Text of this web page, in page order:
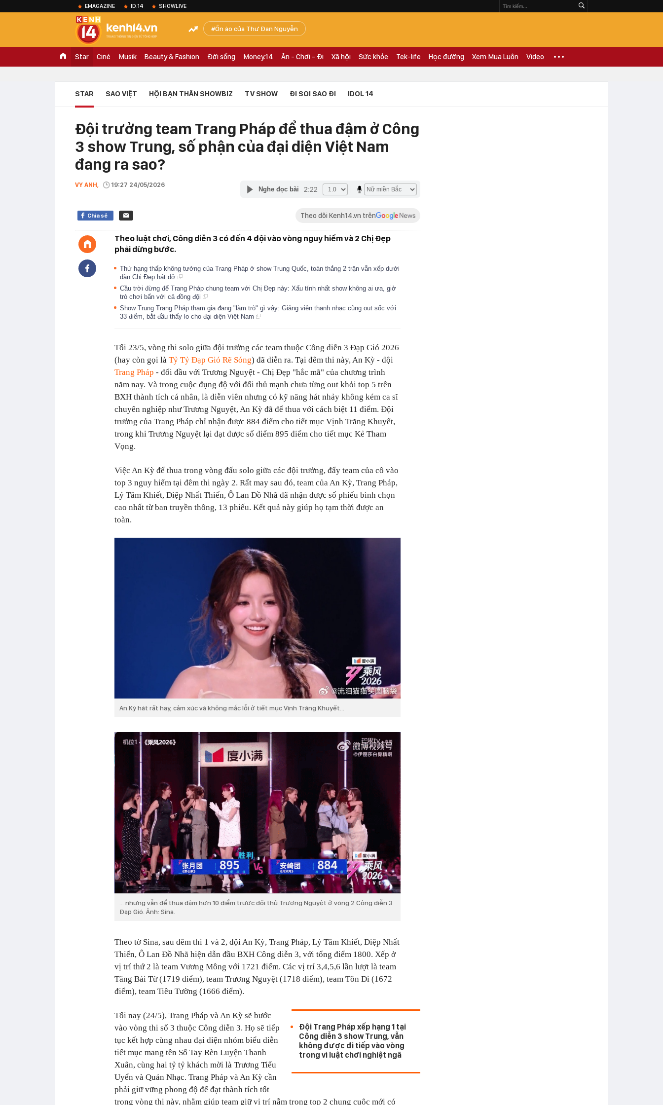
EMAGAZINE ID.14 SHOWLIVE
Ồn ào của Thư Đan Nguyễn
Star Ciné Musik Beauty & Fashion Đời sống Money.14 Ăn - Chơi - Đi Xã hội Sức khỏe Tek-life Học đường Xem Mua Luôn Video
STAR SAO VIỆT HỘI BẠN THÂN SHOWBIZ TV SHOW ĐI SOI SAO ĐI IDOL 14
Đội trưởng team Trang Pháp để thua đậm ở Công
3 show Trung, số phận của đại diện Việt Nam
đang ra sao?
VY ANH, 19:27 24/05/2026
Nghe đọc bài 2:22
Chia sẻ Theo dõi Kenh14.vn trên
Theo luật chơi, Công diễn 3 có đến 4 đội vào vòng nguy hiểm và 2 Chị Đẹp
phải dừng bước.
Thứ hạng thấp không tưởng của Trang Pháp ở show Trung Quốc, toàn thắng 2 trận vẫn xếp dưới
dàn Chị Đẹp hát dở
Cầu trời đừng để Trang Pháp chung team với Chị Đẹp này: Xấu tính nhất show không ai ưa, giở
trò chơi bẩn với cả đồng đội
Show Trung Trang Pháp tham gia đang "làm trò" gì vậy: Giảng viên thanh nhạc cũng out sốc với
33 điểm, bắt đầu thấy lo cho đại diện Việt Nam
Tối 23/5, vòng thi solo giữa đội trưởng các team thuộc Công diễn 3 Đạp Gió 2026
(hay còn gọi là Tỷ Tỷ Đạp Gió Rẽ Sóng) đã diễn ra. Tại đêm thi này, An Kỳ - đội
Trang Pháp - đối đầu với Trương Nguyệt - Chị Đẹp "hắc mã" của chương trình
năm nay. Và trong cuộc đụng độ với đối thủ mạnh chưa từng out khỏi top 5 trên
BXH thành tích cá nhân, là diễn viên nhưng có kỹ năng hát nhảy không kém ca sĩ
chuyên nghiệp như Trương Nguyệt, An Kỳ đã để thua với cách biệt 11 điểm. Đội
trưởng của Trang Pháp chỉ nhận được 884 điểm cho tiết mục Vịnh Trăng Khuyết,
trong khi Trương Nguyệt lại đạt được số điểm 895 điểm cho tiết mục Kẻ Tham
Vọng.
Việc An Kỳ để thua trong vòng đấu solo giữa các đội trưởng, đẩy team của cô vào
top 3 nguy hiểm tại đêm thi ngày 2. Rất may sau đó, team của An Kỳ, Trang Pháp,
Lý Tâm Khiết, Diệp Nhất Thiến, Ô Lan Đồ Nhã đã nhận được số phiếu bình chọn
cao nhất từ ban truyền thông, 13 phiếu. Kết quả này giúp họ tạm thời được an
toàn.
An Kỳ hát rất hay, cảm xúc và không mắc lỗi ở tiết mục Vịnh Trăng Khuyết...
... nhưng vẫn để thua đậm hơn 10 điểm trước đối thủ Trương Nguyệt ở vòng 2 Công diễn 3
Đạp Gió. Ảnh: Sina.
Theo tờ Sina, sau đêm thi 1 và 2, đội An Kỳ, Trang Pháp, Lý Tâm Khiết, Diệp Nhất
Thiến, Ô Lan Đồ Nhã hiện dẫn đầu BXH Công diễn 3, với tổng điểm 1800. Xếp ở
vị trí thứ 2 là team Vương Mông với 1721 điểm. Các vị trí 3,4,5,6 lần lượt là team
Tăng Bái Từ (1719 điểm), team Trương Nguyệt (1718 điểm), team Tôn Di (1672
điểm), team Tiêu Tường (1666 điểm).
Đội Trang Pháp xếp hạng 1 tại
Công diễn 3 show Trung, vẫn
không được đi tiếp vào vòng
trong vì luật chơi nghiệt ngã
Tối nay (24/5), Trang Pháp và An Kỳ sẽ bước
vào vòng thi số 3 thuộc Công diễn 3. Họ sẽ tiếp
tục kết hợp cùng nhau đại diện nhóm biểu diễn
tiết mục mang tên Sổ Tay Rèn Luyện Thanh
Xuân, cùng hai tỷ tỷ khách mời là Trương Tiểu
Uyển và Quản Nhạc. Trang Pháp và An Kỳ cần
phải giữ vững phong độ để đạt thành tích tốt
trong vòng thi này, nhằm giúp team giữ vị trí nằm trong top 2 chung cuộc mới có